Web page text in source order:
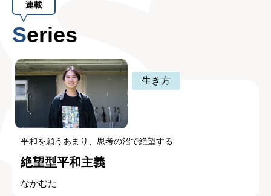
連載
Series
生き方
平和を願うあまり、思考の沼で絶望する
絶望型平和主義
なかむた